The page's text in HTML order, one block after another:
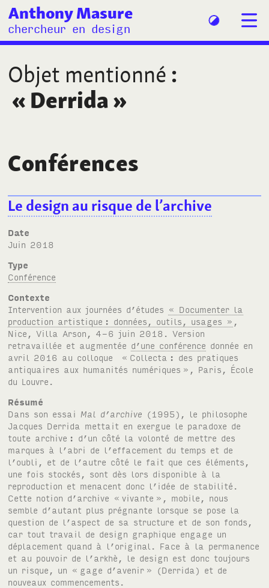
Anthony Masure
chercheur en design
Objet mentionné :
« Derrida»
Conférences
Le design au risque de l’archive
Date
juin 2018
Type
Conférence
Contexte
Intervention aux journées d’études « Documenter la
production artistique : données, outils, usages »
Nice, Villa Arson, 4-6 juin 2018. Version
retravaillée et augmentée d’une conférence donnée en
avril 2016 au colloque « Collecta : des pratiques
antiquaires aux humanités numériques », Paris, École
du Louvre.
Résumé
Dans son essai Mal d’archive (1995), le philosophe
Jacques Derrida mettait en exergue le paradoxe de
toute archive : d’un côté la volonté de mettre des
marques à l’abri de l’effacement du temps et de
l’oubli, et de l’autre côté le fait que ces éléments,
une fois stockés, sont dès lors disponible à la
reproduction et menacent donc l’idée de stabilité.
Cette notion d’archive « vivante », mobile, nous
semble d’autant plus prégnante lorsque se pose la
question de l’aspect de sa structure et de son fonds,
car tout travail de design graphique engage un
déplacement quand à l’original. Face à la permanence
et au pouvoir de l’arkhè, le design est donc toujours
un risque, un « gage d’avenir » (Derrida) et de
nouveaux commencements.